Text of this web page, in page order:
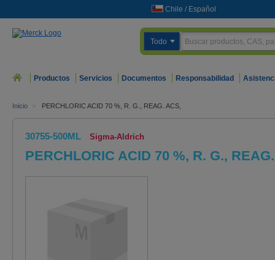
Chile / Español
Todo
Productos Servicios Documentos Responsabilidad
Inicio > PERCHLORIC ACID 70 %, R. G., REAG. ACS,
30755-500ML Sigma-Aldrich
PERCHLORIC ACID 70 %, R. G.,